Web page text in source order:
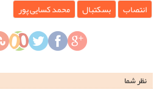
انتصاب بسکتبال محمد کسایی پور
نظر شما